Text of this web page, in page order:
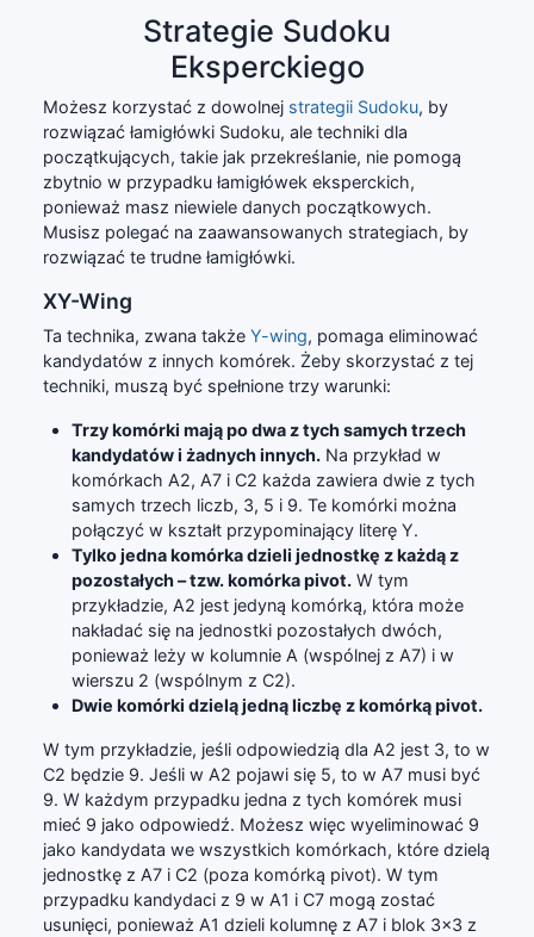
Strategie Sudoku
Eksperckiego
Możesz korzystać z dowolnej strategii Sudoku, by
rozwiązać łamigłówki Sudoku, ale techniki dla
początkujących, takie jak przekreślanie, nie pomogą
zbytnio w przypadku łamigłówek eksperckich,
ponieważ masz niewiele danych początkowych.
Musisz polegać na zaawansowanych strategiach, by
rozwiązać te trudne łamigłówki.
XY-Wing
Ta technika, zwana także Y-wing, pomaga eliminować
kandydatów z innych komórek. Żeby skorzystać z tej
techniki, muszą być spełnione trzy warunki:
Trzy komórki mają po dwa z tych samych trzech
kandydatów i żadnych innych. Na przykład w
komórkach A2, A7 i C2 każda zawiera dwie z tych
samych trzech liczb, 3, 5 i 9. Te komórki można
połączyć w kształt przypominający literę Y.
Tylko jedna komórka dzieli jednostkę z każdą z
pozostałych – tzw. komórka pivot. W tym
przykładzie, A2 jest jedyną komórką, która może
nakładać się na jednostki pozostałych dwóch,
ponieważ leży w kolumnie A (wspólnej z A7) i w
wierszu 2 (wspólnym z C2).
Dwie komórki dzielą jedną liczbę z komórką pivot.
W tym przykładzie, jeśli odpowiedzią dla A2 jest 3, to w
C2 będzie 9. Jeśli w A2 pojawi się 5, to w A7 musi być
9. W każdym przypadku jedna z tych komórek musi
mieć 9 jako odpowiedź. Możesz więc wyeliminować 9
jako kandydata we wszystkich komórkach, które dzielą
jednostkę z A7 i C2 (poza komórką pivot). W tym
przypadku kandydaci z 9 w A1 i C7 mogą zostać
usunięci, ponieważ A1 dzieli kolumnę z A7 i blok 3x3 z